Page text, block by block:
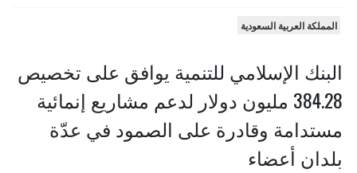
المملكة العربية السعودية
البنك الإسلامي للتنمية يوافق على تخصيص
384.28 مليون دولار لدعم مشاريع إنمائية
مستدامة وقادرة على الصمود في عدّة
بلدان أعضاء